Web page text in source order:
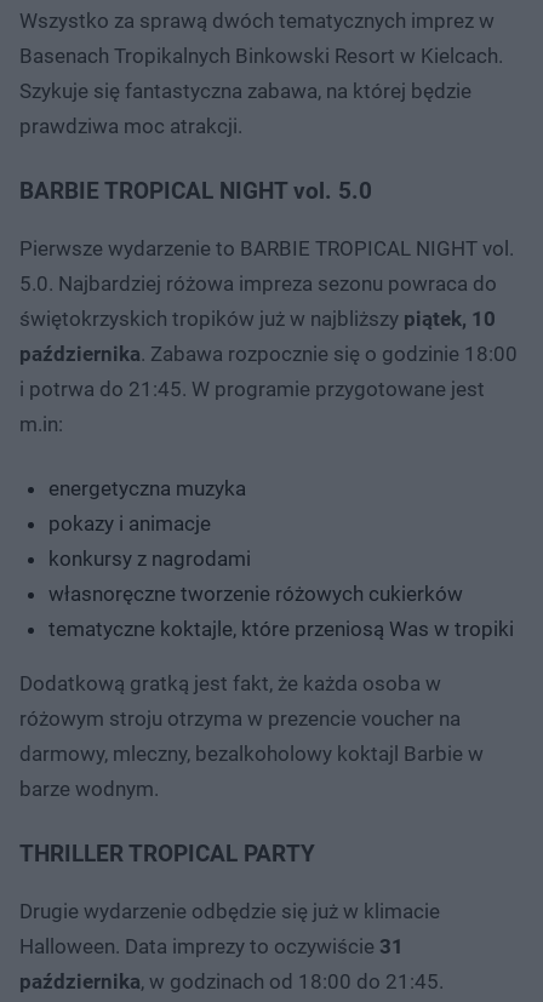
Wszystko za sprawą dwóch tematycznych imprez w
Basenach Tropikalnych Binkowski Resort w Kielcach.
Szykuje się fantastyczna zabawa, na której będzie
prawdziwa moc atrakcji.
BARBIE TROPICAL NIGHT vol. 5.0
Pierwsze wydarzenie to BARBIE TROPICAL NIGHT vol.
5.0. Najbardziej różowa impreza sezonu powraca do
świętokrzyskich tropików już w najbliższy piątek, 10
października. Zabawa rozpocznie się o godzinie 18:00
i potrwa do 21:45. W programie przygotowane jest
m.in:
energetyczna muzyka
pokazy i animacje
konkursy z nagrodami
własnoręczne tworzenie różowych cukierków
tematyczne koktajle, które przeniosą Was w tropiki
Dodatkową gratką jest fakt, że każda osoba w
różowym stroju otrzyma w prezencie voucher na
darmowy, mleczny, bezalkoholowy koktajl Barbie w
barze wodnym.
THRILLER TROPICAL PARTY
Drugie wydarzenie odbędzie się już w klimacie
Halloween. Data imprezy to oczywiście 31
października, w godzinach od 18:00 do 21:45.